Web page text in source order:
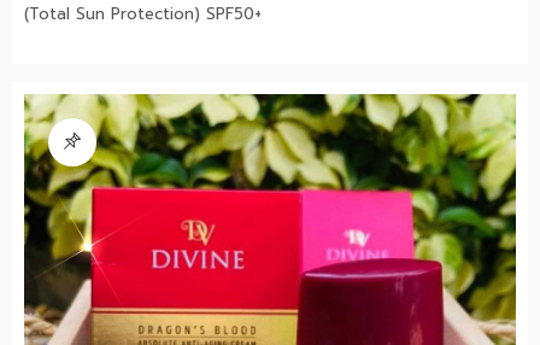
(Total Sun Protection) SPF50+